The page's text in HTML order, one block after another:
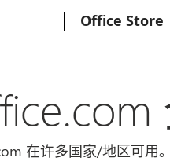
Office Store
在许多国家/地区可用